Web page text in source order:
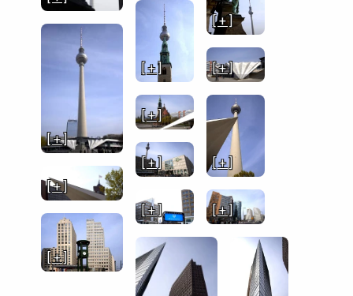
[ + ]
[ + ]
[ + ]
[ + ]
[ + ]
[ + ]
[ + ]
[ + ]
[ + ] [ + ]
[ + ]